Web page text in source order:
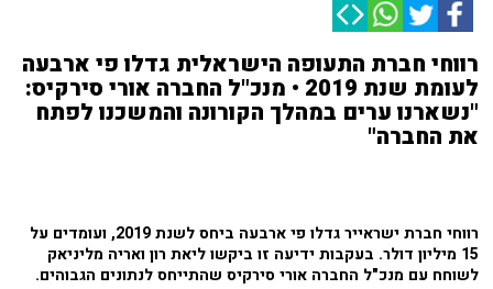
רווחי חברת התעופה הישראלית גדלו פי ארבעה
לעומת שנת 2019 • מנכ"ל החברה אורי סירקיס:
"נשארנו ערים במהלך הקורונה והמשכנו לפתח
את החברה"
רווחי חברת ישראייר גדלו פי ארבעה ביחס לשנת 2019, ועומדים על
15 מיליון דולר. בעקבות ידיעה זו ביקשו ליאת רון ואריה מליניאק
לשוחח עם מנכ"ל החברה אורי סירקיס שהתייחס לנתונים הגבוהים.